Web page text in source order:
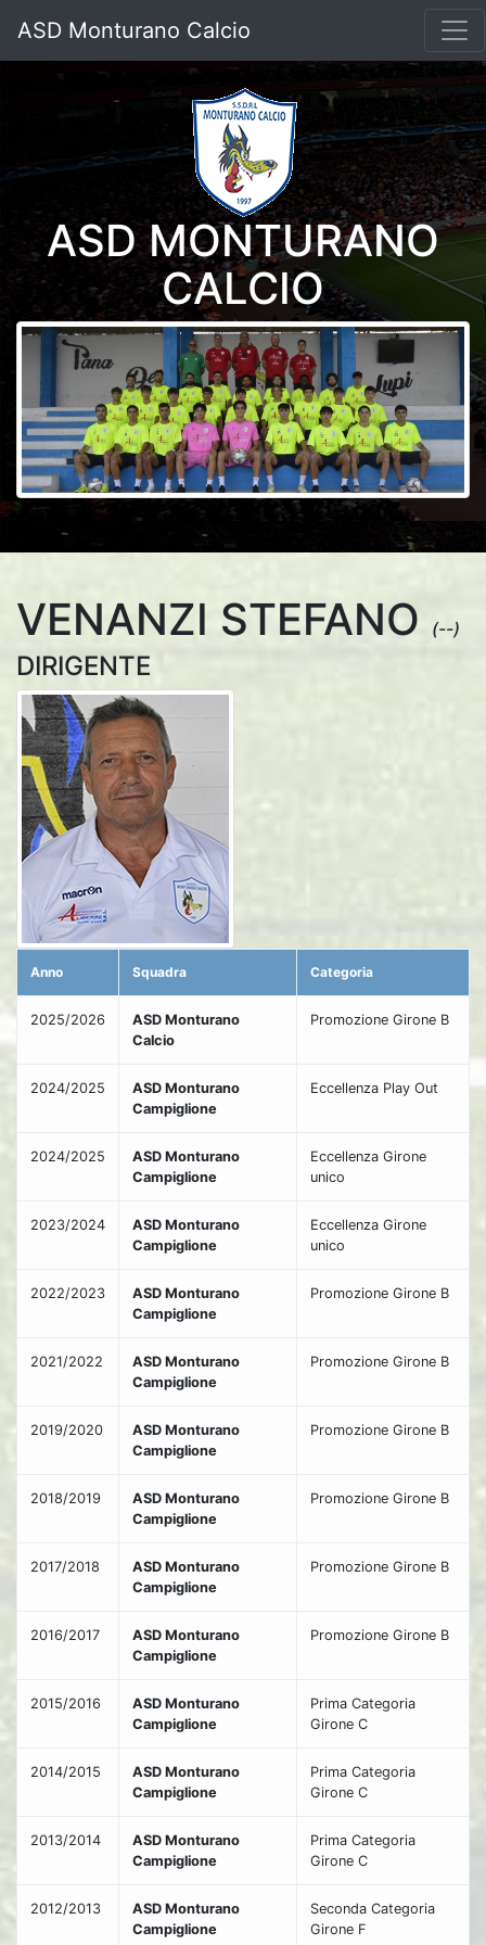
ASD Monturano Calcio
ASD MONTURANO
CALCIO
VENANZI STEFANO (--)
DIRIGENTE
Anno Squadra Categoria
2025/2026
ASD Monturano
Calcio
Promozione Girone B
2024/2025
ASD Monturano
Campiglione
Eccellenza Play Out
2024/2025
ASD Monturano
Campiglione
Eccellenza Girone
unico
2023/2024
ASD Monturano
Campiglione
Eccellenza Girone
unico
2022/2023
ASD Monturano
Campiglione
Promozione Girone B
2021/2022
ASD Monturano
Campiglione
Promozione Girone B
2019/2020
ASD Monturano
Campiglione
Promozione Girone B
2018/2019
ASD Monturano
Campiglione
Promozione Girone B
2017/2018
ASD Monturano
Campiglione
Promozione Girone B
2016/2017
ASD Monturano
Campiglione
Promozione Girone B
2015/2016
ASD Monturano
Campiglione
Prima Categoria
Girone C
2014/2015
ASD Monturano
Campiglione
Prima Categoria
Girone C
2013/2014
ASD Monturano
Campiglione
Prima Categoria
Girone C
2012/2013
ASD Monturano
Campiglione
Seconda Categoria
Girone F